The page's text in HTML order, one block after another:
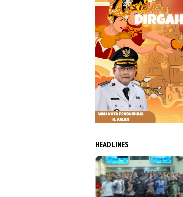
HEADLINES